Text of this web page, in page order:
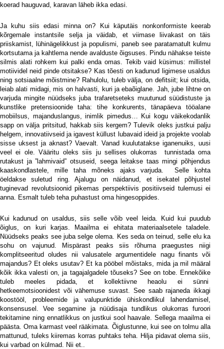
koerad hauguvad, karavan läheb ikka edasi.
Ja kuhu siis edasi minna on? Kui käputäis nonkonformiste keerab
kõrgemale instantsile selja ja väidab, et viimase liivakast on täis
priiskamist, lühinägelikkust ja populismi, paneb see paratamatult kulmu
kortsutama ja kahtlema nende avalduste õigsuses. Pindu nähakse teiste
silmis alati rohkem kui palki enda omas. Tekib vaid küsimus: millistel
motiividel neid pinde otsitakse? Kas tõesti on kadunud ligimese usaldus
ning sotsiaalne mõistmine? Rahulolu, tuleb välja, on defitsiit; kui otsida,
leiab alati midagi, mis on halvasti, kuri ja ebaõiglane. Jah, jube lihtne on
varjuda mingite nüüdseks juba trafaretseteks muutunud süüdistuste ja
kunstlike pretensioonide taha: tihe konkurents, tänapäeva tööalane
mobiilsus, majanduslangus, inimlik pimedus… Kui kogu väikekodanlik
sapp on välja pritsitud, hakkab siis kergem? Tulevik oleks justkui palju
helgem, innovatiivseid ja igavest küllust lubavaid ideid ja projekte voolab
sisse uksest ja aknast? Vaevalt. Vanad kuulutatakse iganenuiks, uusi
veel ei ole. Vääritu oleks siis ju sellises olukorras
tunnistada oma
rutakust ja ”lahmivaid” otsuseid, seega leitakse taas mingi põhjendus
kaaskondlastele, mille taha mõneks ajaks varjuda.
Selle kohta
öeldakse suletud ring. Ajalugu on näidanud, et isekatel põhjustel
tuginevad revolutsioonid pikemas perspektiivis positiivseid tulemusi ei
anna. Esmalt tuleb teha puhastust oma hingesoppides.
Kui kadunud on usaldus, siis selle võib veel leida. Kuid kui puudub
õiglus, on kuri karjas. Maailma ei ehitata materiaalsetele taladele.
Nüüdseks peaks see juba selge olema. Kes seda on teinud, selle elu ka
sohu on vajunud. Mispärast peaks siis rõhuma praegustes niigi
komplitseeritud oludes nii valusatele argumentidele nagu finants või
majandus? Et oleks usutav? Et ka pööbel mõistaks, mida ja mil määral
kõik ikka valesti on, ja tagajalgadele tõuseks? See on tobe. Ennekõike
tuleb meeles pidada, et kollektiivne heaolu ei sünni
hetkeemotsioonidest või vähemuse suvast. See saab rajaneda ikkagi
koostööl, probleemide ja valupunktide ühiskondlikul lahendamisel,
konsensusel. Vee segamine ja nüüdisaja tundlikus olukorras furoori
tekitamine ning ennatlikkus on justkui sool haavale. Sellega maailma ei
päästa. Oma karmast veel rääkimata. Õiglustunne, kui see on tolmu alla
mattunud, tuleks kiiremas korras puhtaks teha. Hilja pidavat olema siis,
kui varbad on külmad. Nii et..